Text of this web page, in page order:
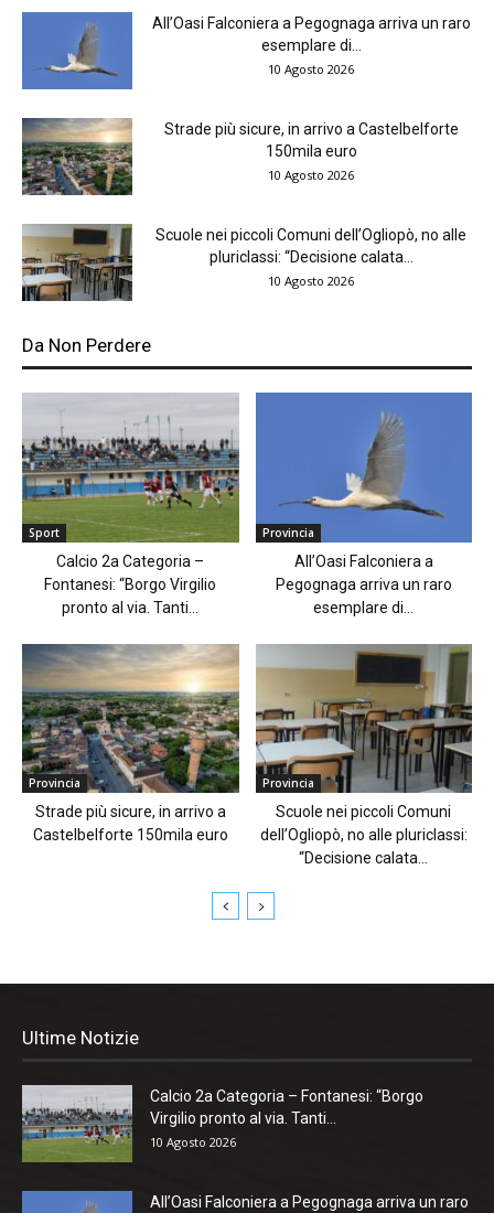
All’Oasi Falconiera a Pegognaga arriva un raro
esemplare di...
10 Agosto 2026
Strade più sicure, in arrivo a Castelbelforte
150mila euro
10 Agosto 2026
Scuole nei piccoli Comuni dell’Ogliopò, no alle
pluriclassi: “Decisione calata...
10 Agosto 2026
Da Non Perdere
Sport
Calcio 2a Categoria –
Fontanesi: “Borgo Virgilio
pronto al via. Tanti...
Provincia
All’Oasi Falconiera a
Pegognaga arriva un raro
esemplare di...
Provincia
Strade più sicure, in arrivo a
Castelbelforte 150mila euro
Provincia
Scuole nei piccoli Comuni
dell’Ogliopò, no alle pluriclassi:
“Decisione calata...
Ultime Notizie
Calcio 2a Categoria – Fontanesi: “Borgo
Virgilio pronto al via. Tanti...
10 Agosto 2026
All’Oasi Falconiera a Pegognaga arriva un raro